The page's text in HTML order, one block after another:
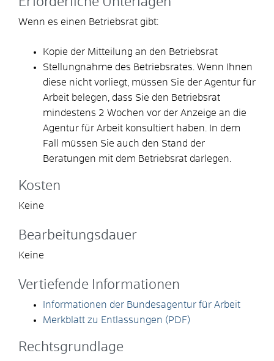
Wenn es einen Betriebsrat gibt:
Kopie der Mitteilung an den Betriebsrat
Stellungnahme des Betriebsrates. Wenn Ihnen
diese nicht vorliegt, müssen Sie der Agentur für
Arbeit belegen, dass Sie den Betriebsrat
mindestens 2 Wochen vor der Anzeige an die
Agentur für Arbeit konsultiert haben. In dem
Fall müssen Sie auch den Stand der
Beratungen mit dem Betriebsrat darlegen.
Kosten
Keine
Bearbeitungsdauer
Keine
Vertiefende Informationen
Informationen der Bundesagentur für Arbeit
Merkblatt zu Entlassungen (PDF)
Rechtsgrundlage